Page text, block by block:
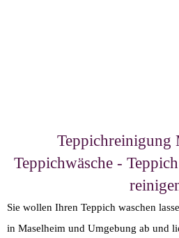
Teppichreinigung
Teppichwäsche -
Sie wollen Ihren Teppich waschen
in Maselheim und Umgebung ab und